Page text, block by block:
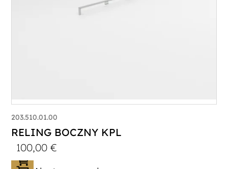
203.510.01.00
RELING BOCZNY KPL
100,00€